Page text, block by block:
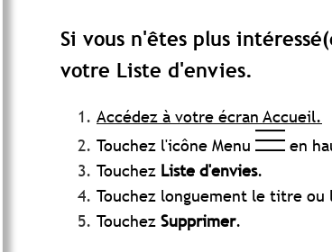
Si vous n'êtes plus
votre Liste d'envies.
Accédez à votre écran Accueil.
Touchez l'icône Menu
en
Touchez Liste d'envies.
Touchez longuement le titre ou
Touchez Supprimer.